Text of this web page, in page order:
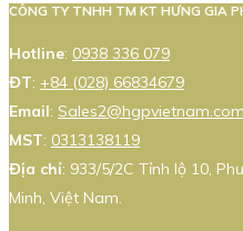
CÔNG TY TNHH TM KT HƯNG GIA
Hotline: 0938 336 079
ĐT: +84 (028) 66834679
Email: Sales2@hgpvietnam.com
MST: 0313138119
Địa chỉ: 933/5/2C Tỉnh lộ 10,
Minh, Việt Nam.